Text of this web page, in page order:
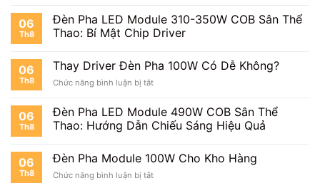
Sân
Tennis
Pha
Module
100W
Sân
06
Th8
Đèn Pha LED Module 310-350W COB Sân Thể
Thao: Bí Mật Chip Driver
06
Th8
Thay Driver Đèn Pha 100W Có Dễ Không?
Chức năng bình luận bị tắtở
Driver
Đèn
Pha
Có
Không?
06
Th8
Đèn Pha LED Module 490W COB Sân Thể
Thao: Hướng Dẫn Chiếu Sáng Hiệu Quả
06
Th8
Đèn Pha Module 100W Cho Kho Hàng
Chức năng bình luận bị tắtở